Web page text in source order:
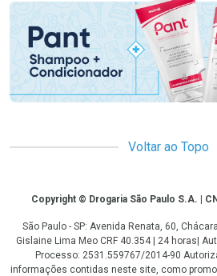
Voltar ao Topo
CopyrightCopyright © Drogaria São Paulo S.A. |
São Paulo - SP: Avenida Renata, 60,
Gislaine Lima Meo CRF 40.354 | 24 horas|
Processo: 2531.559767/2014-90
informações contidas neste site, como